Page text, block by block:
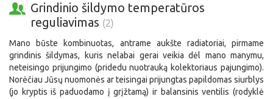
Grindinio šildymo temperatūros
reguliavimas (2)
Mano būste kombinuotas, antrame aukšte radiatoriai, pirmame
grindinis šildymas, kuris nelabai gerai veikia dėl mano manymu,
neteisingo prijungimo (pridedu nuotrauką kolektoriaus pajungimo).
Norėčiau Jūsų nuomonės ar teisingai prijungtas papildomas siurblys
(jo kryptis iš paduodamo į grįžtamą) ir balansinis ventilis (rodyklė